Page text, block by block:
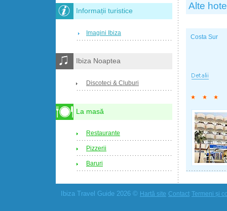
Alte
Costa Sur
Informații turistice
Imagini Ibiza
Ibiza Noaptea
Discoteci & Cluburi
La masă
Restaurante
Pizzerii
Baruri
Ibiza Travel Guide 2026 © Hartă site Contact Termeni și